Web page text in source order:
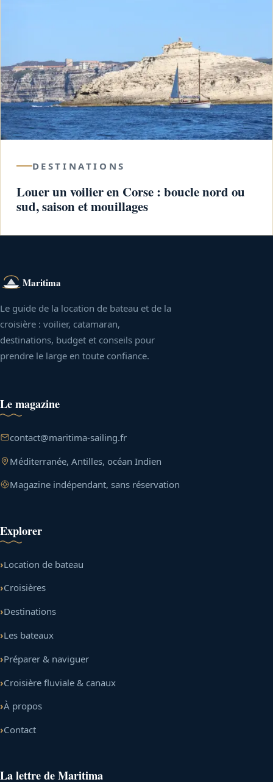
DESTINATIONS
Louer un voilier en Corse : boucle nord ou
sud, saison et mouillages
Maritima
Le guide de la location de bateau et de la
croisière : voilier, catamaran,
destinations, budget et conseils pour
prendre le large en toute confiance.
Le magazine
contact@maritima-sailing.fr
Méditerranée, Antilles, océan Indien
Magazine indépendant, sans réservation
Explorer
Location de bateau
Croisières
Destinations
Les bateaux
Préparer & naviguer
Croisière fluviale & canaux
À propos
Contact
La lettre de Maritima